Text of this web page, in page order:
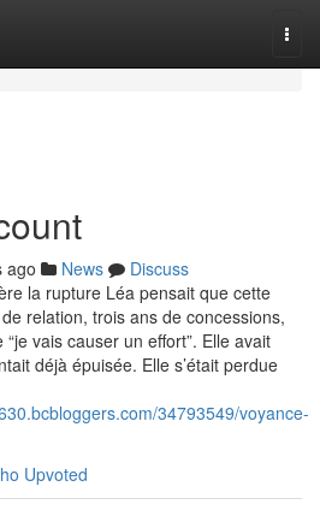
ago News
Discuss
la rupture Léa pensait que cette
relation, trois ans de concessions,
“je vais causer un effort”. Elle avait
déjà épuisée. Elle s’était perdue
34793549/voyance-
Upvoted